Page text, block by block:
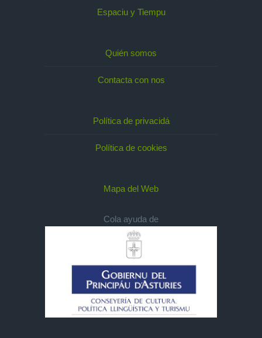
Espaciu y Tiempu
Quién somos
Contacta con nos
Política de privacidá
Política de cookies
Mapa del Web
Cola ayuda de